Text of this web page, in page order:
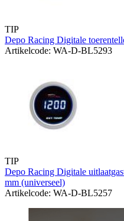
TIP
Depo Racing Digitale
Artikelcode: WA-D-BL5293
TIP
Depo Racing Digitale
mm (universeel)
Artikelcode: WA-D-BL5257